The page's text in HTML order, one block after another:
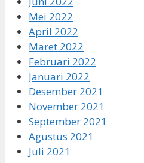
Mei 2022
April 2022
Maret 2022
Februari 2022
Januari 2022
Desember 2021
November 2021
September 2021
Agustus 2021
Juli 2021